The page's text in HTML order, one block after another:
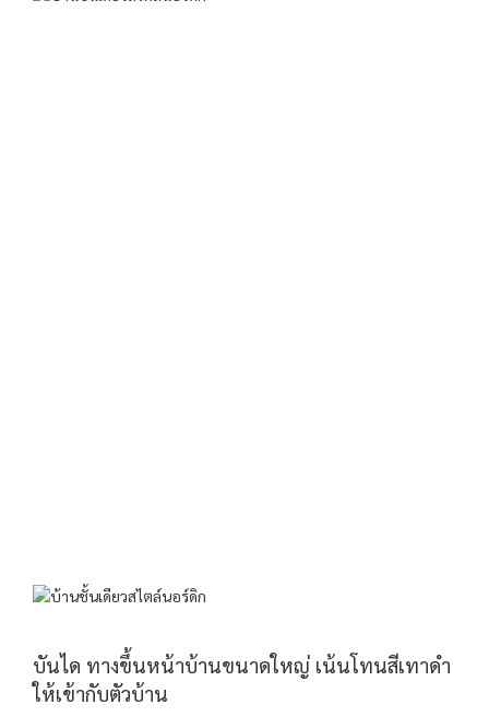
บันได ทางขึ้นหน้าบ้านขนาดใหญ่ เน้นโทนสีเทาดำ
ให้เข้ากับตัวบ้าน